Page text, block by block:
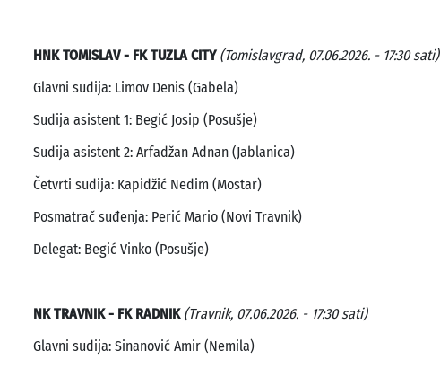
HNK TOMISLAV - FK TUZLA CITY (Tomislavgrad, 07.06.2026. - 17:30 sati)
Glavni sudija: Limov Denis (Gabela)
Sudija asistent 1: Begić Josip (Posušje)
Sudija asistent 2: Arfadžan Adnan (Jablanica)
Četvrti sudija: Kapidžić Nedim (Mostar)
Posmatrač suđenja: Perić Mario (Novi Travnik)
Delegat: Begić Vinko (Posušje)
NK TRAVNIK - FK RADNIK (Travnik, 07.06.2026. - 17:30 sati)
Glavni sudija: Sinanović Amir (Nemila)